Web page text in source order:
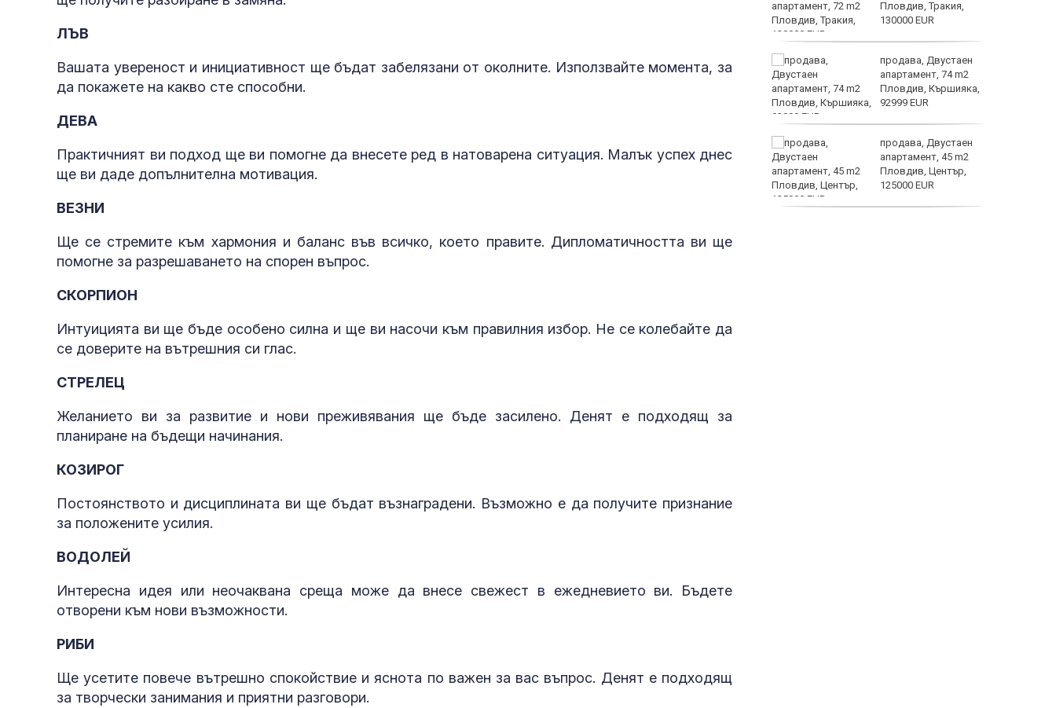
ЛЪВ
Вашата увереност и инициативност ще бъдат забелязани от околните. Използвайте момента, за
да покажете на какво сте способни.
ДЕВА
Практичният ви подход ще ви помогне да внесете ред в натоварена ситуация. Малък успех днес
ще ви даде допълнителна мотивация.
ВЕЗНИ
Ще се стремите към хармония и баланс във всичко, което правите. Дипломатичността ви ще
помогне за разрешаването на спорен въпрос.
СКОРПИОН
Интуицията ви ще бъде особено силна и ще ви насочи към правилния избор. Не се колебайте да
се доверите на вътрешния си глас.
СТРЕЛЕЦ
Желанието ви за развитие и нови преживявания ще бъде засилено. Денят е подходящ за
планиране на бъдещи начинания.
КОЗИРОГ
Постоянството и дисциплината ви ще бъдат възнаградени. Възможно е да получите признание
за положените усилия.
ВОДОЛЕЙ
Интересна идея или неочаквана среща може да внесе свежест в ежедневието ви. Бъдете
отворени към нови възможности.
РИБИ
Ще усетите повече вътрешно спокойствие и яснота по важен за вас въпрос. Денят е подходящ
за творчески занимания и приятни разговори.
Времето утре: Жега до
38°, но на места ще
изпратиха писателя и
костите с напредване
тротинетки потърсиха
Пловдив, Тракия,
130000 EUR
продава, Двустаен
апартамент, 74 m2
Пловдив, Кършияка,
92999 EUR
продава, Двустаен
апартамент, 45 m2
Пловдив, Център,
125000 EUR